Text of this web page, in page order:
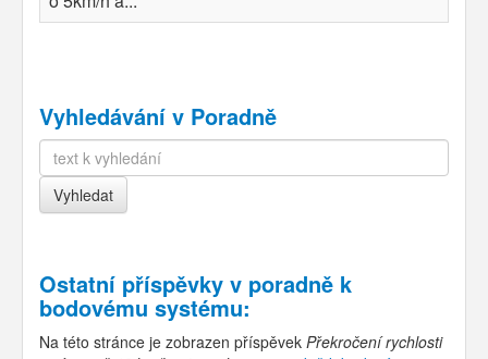
Vyhledávání v Poradně
Ostatní příspěvky v poradně k
bodovému systému:
Na této stránce je zobrazen příspěvek Překročení rychlosti